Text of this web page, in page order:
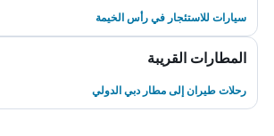
سيارات للاستئجار في رأس الخيمة
المطارات القريبة
رحلات طيران إلى مطار دبي الدولي